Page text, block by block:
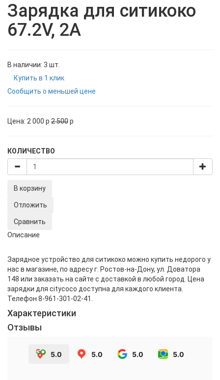
Зарядка для ситикоко
67.2V, 2А
В наличии: 3 шт.
Купить в 1 клик
Сообщить о меньшей цене
Цена: 2 000 p 2 500p
КОЛИЧЕСТВО
В корзину
Отложить
Сравнить
Описание
Зарядное устройство для ситикоко можно купить недорого у
нас в магазине, по адресу г. Ростов-на-Дону, ул. Доватора
148 или заказать на сайте с доставкой в любой город. Цена
зарядки для citycoco доступна для каждого клиента.
Телефон 8-961-301-02-41.
Характеристики
Отзывы
5.0 5.0 5.0 5.0